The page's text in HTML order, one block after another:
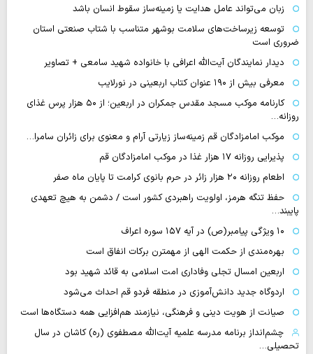
زبان می‌تواند عامل هدایت یا زمینه‌ساز سقوط انسان باشد
توسعه زیرساخت‌های سلامت بوشهر متناسب با شتاب صنعتی استان
ضروری است
دیدار نمایندگان آیت‌الله اعرافی با خانواده شهید سامعی + تصاویر
معرفی بیش از ۱۹۰ عنوان کتاب اربعینی در نورلایب
کارنامه موکب مسجد مقدس جمکران در اربعین؛ از ۵۰ هزار پرس غذای
روزانه…
موکب امامزادگان قم زمینه‌ساز زیارتی آرام و معنوی برای زائران سامرا…
پذیرایی روزانه ۱۷ هزار غذا در موکب امامزادگان قم
اطعام روزانه ۲۰ هزار زائر در حرم بانوی کرامت تا پایان ماه صفر
حفظ تنگه هرمز، اولویت راهبردی کشور است / دشمن به هیچ تعهدی
پایبند…
۱۰ ویژگی پیامبر(ص) در آیه ۱۵۷ سوره اعراف
بهره‌مندی از حکمت الهی از مهمترن برکات انفاق است
اربعین امسال تجلی وفاداری امت اسلامی به قائد شهید بود
اردوگاه جدید دانش‌آموزی در منطقه فردو قم احداث می‌شود
صیانت از هویت دینی و فرهنگی، نیازمند هم‌افزایی همه دستگاه‌ها است
چشم‌انداز برنامه مدرسه علمیه آیت‌الله مصطفوی (ره) کاشان در سال
تحصیلی…